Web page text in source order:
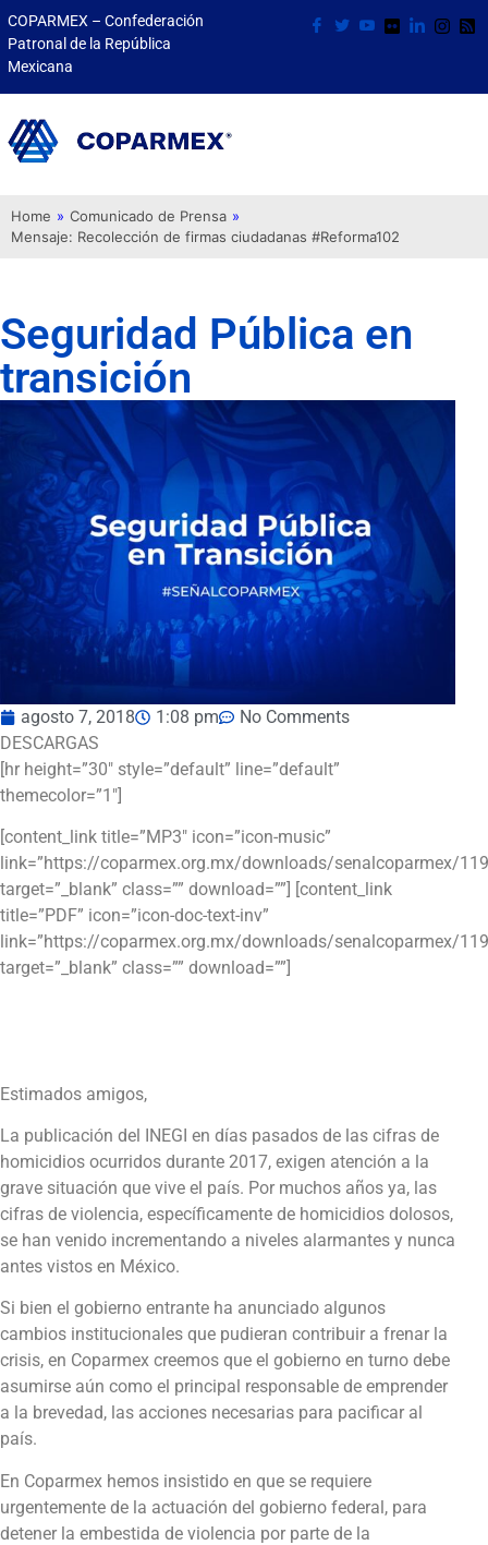
COPARMEX – Confederación
Patronal de la República
Mexicana
Home » Comunicado de Prensa »
Mensaje: Recolección de firmas ciudadanas #Reforma102
Seguridad Pública en
transición
agosto 7, 2018 1:08 pm
No Comments
DESCARGAS
[hr height=”30″ style=”default” line=”default”
themecolor=”1″]
[content_link title=”MP3″ icon=”icon-music”
link=”https://coparmex.org.mx/downloads/senalcoparmex/
target=”_blank” class=”” download=””] [content_link
title=”PDF” icon=”icon-doc-text-inv”
link=”https://coparmex.org.mx/downloads/senalcoparmex/
target=”_blank” class=”” download=””]
Estimados amigos,
La publicación del INEGI en días pasados de las cifras de
homicidios ocurridos durante 2017, exigen atención a la
grave situación que vive el país. Por muchos años ya, las
cifras de violencia, específicamente de homicidios dolosos,
se han venido incrementando a niveles alarmantes y nunca
antes vistos en México.
Si bien el gobierno entrante ha anunciado algunos
cambios institucionales que pudieran contribuir a frenar la
crisis, en Coparmex creemos que el gobierno en turno debe
asumirse aún como el principal responsable de emprender
a la brevedad, las acciones necesarias para pacificar al
país.
En Coparmex hemos insistido en que se requiere
urgentemente de la actuación del gobierno federal, para
detener la embestida de violencia por parte de la